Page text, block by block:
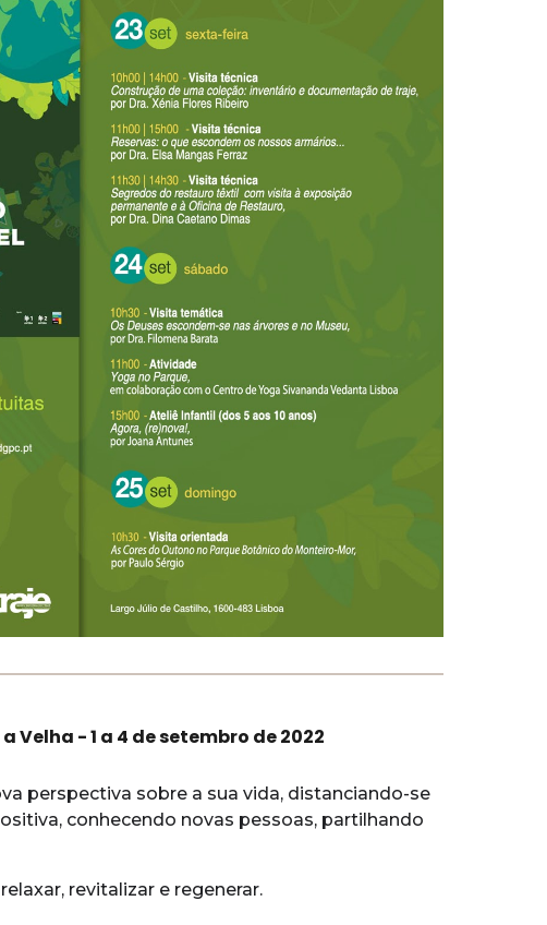
- 1 a 4 de setembro de 2022
perspectiva sobre a sua vida, distanciando-se
conhecendo novas pessoas, partilhando
revitalizar e regenerar.